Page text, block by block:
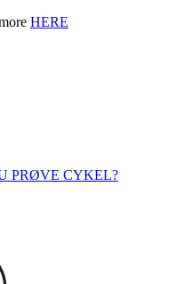
HERE
PRØVE CYKEL?